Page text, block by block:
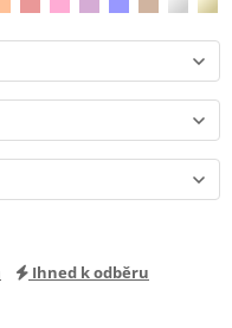
Ihned k odběru